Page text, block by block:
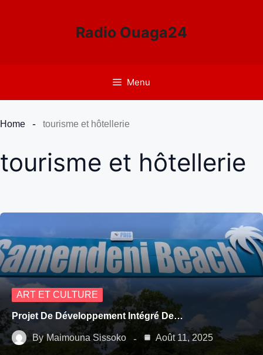
Radio Ouaga24
Menu
Home tourisme et hôtellerie
tourisme et hôtellerie
ART ET CULTURE
Projet De Développement Intégré De…
By Maimouna Sissoko Août 11, 2025